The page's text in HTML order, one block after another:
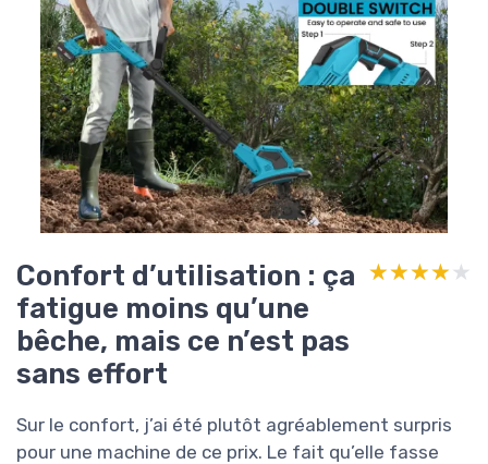
Confort d’utilisation : ça
fatigue moins qu’une
bêche, mais ce n’est pas
sans effort
★★★★★
★★★★★
Sur le confort, j’ai été plutôt agréablement surpris
pour une machine de ce prix. Le fait qu’elle fasse